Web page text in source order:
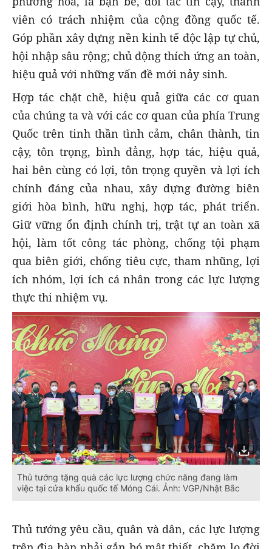
viên có trách nhiệm của cộng đồng quốc tế.
Góp phần xây dựng nền kinh tế độc lập tự chủ,
hội nhập sâu rộng; chủ động thích ứng an toàn,
hiệu quả với những vấn đề mới nảy sinh.
Hợp tác chặt chẽ, hiệu quả giữa các cơ quan
của chúng ta và với các cơ quan của phía Trung
Quốc trên tinh thần tình cảm, chân thành, tin
cậy, tôn trọng, bình đẳng, hợp tác, hiệu quả,
hai bên cùng có lợi, tôn trọng quyền và lợi ích
chính đáng của nhau, xây dựng đường biên
giới hòa bình, hữu nghị, hợp tác, phát triển.
Giữ vững ổn định chính trị, trật tự an toàn xã
hội, làm tốt công tác phòng, chống tội phạm
qua biên giới, chống tiêu cực, tham nhũng, lợi
ích nhóm, lợi ích cá nhân trong các lực lượng
thực thi nhiệm vụ.
Thủ tướng tặng quà các lực lượng chức năng đang làm
việc tại cửa khẩu quốc tế Móng Cái. Ảnh: VGP/Nhật Bắc
Thủ tướng yêu cầu, quân và dân, các lực lượng